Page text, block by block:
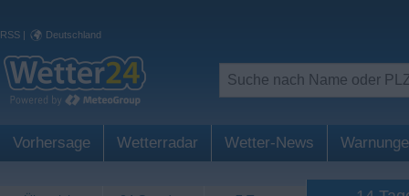
RSS | Deutschland
Vorhersage Wetterradar Wetter-News